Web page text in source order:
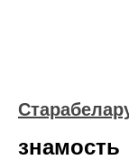
знамость